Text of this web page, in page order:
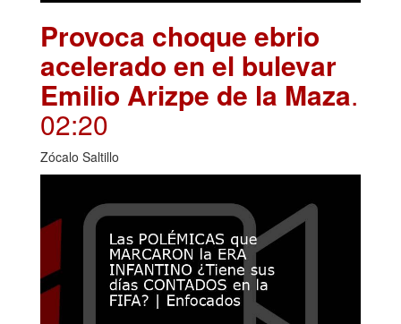
Provoca choque ebrio
acelerado en el bulevar
Emilio Arizpe de la Maza.
02:20
Zócalo Saltillo